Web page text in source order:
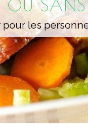
OU SANS